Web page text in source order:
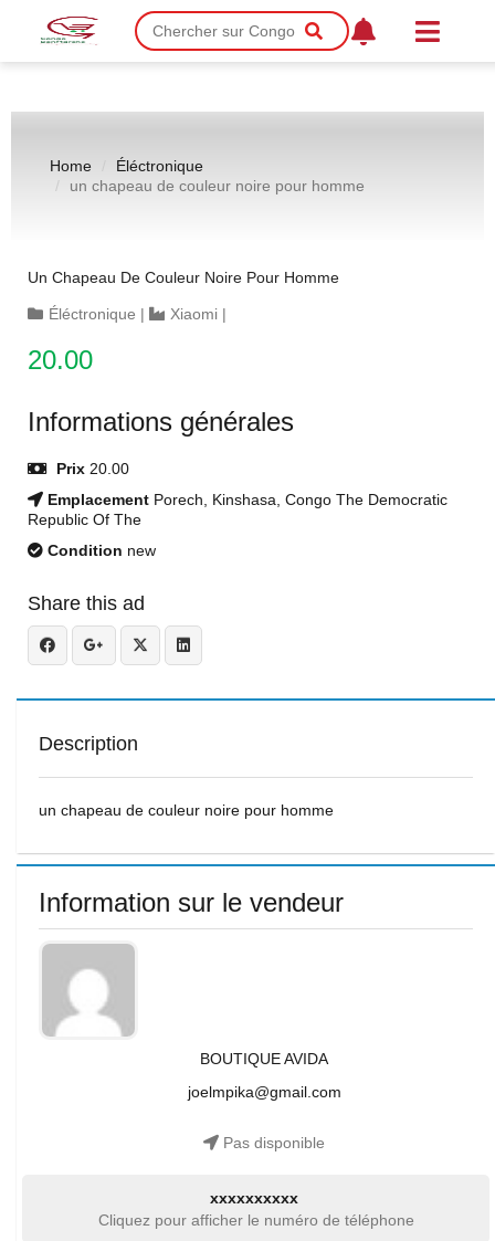
Home
Éléctronique
un chapeau de couleur noire pour homme
Un Chapeau De Couleur Noire Pour Homme
Éléctronique | Xiaomi |
20.00
Informations générales
Prix 20.00
Emplacement Porech, Kinshasa, Congo The Democratic
Republic Of The
Condition new
Share this ad
Description
un chapeau de couleur noire pour homme
Information sur le vendeur
BOUTIQUE AVIDA
joelmpika@gmail.com
Pas disponible
xxxxxxxxxx
Cliquez pour afficher le numéro de téléphone